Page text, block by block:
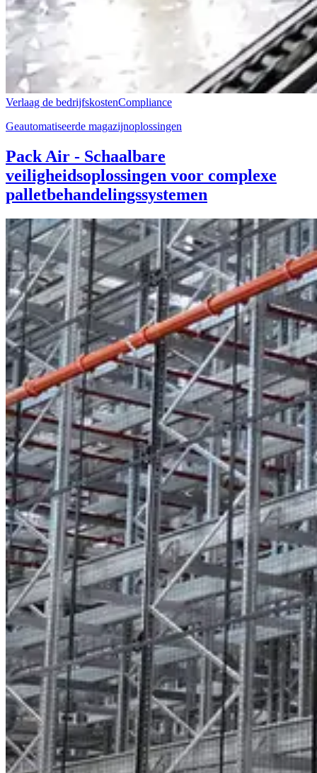
Verlaag de bedrijfskostenCompliance
Geautomatiseerde magazijnoplossingen
Pack Air - Schaalbare
veiligheidsoplossingen voor complexe
palletbehandelingssystemen